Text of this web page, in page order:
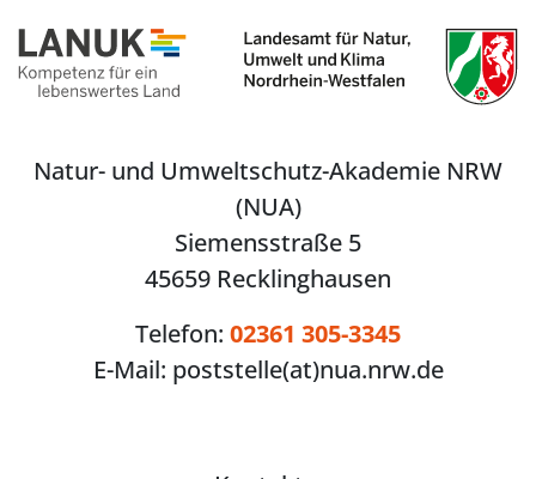
Natur- und Umweltschutz-Akademie NRW
(NUA)
Siemensstraße 5
45659 Recklinghausen
Telefon: 02361 305-3345
E-Mail: poststelle(at)nua.nrw.de